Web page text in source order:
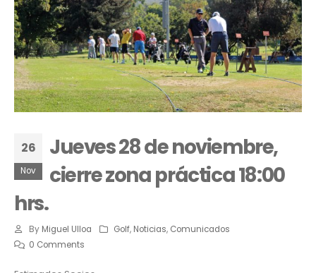
26
Nov
Jueves 28 de noviembre,
cierre zona práctica 18:00
hrs.
By Miguel Ulloa Golf, Noticias, Comunicados
0 Comments